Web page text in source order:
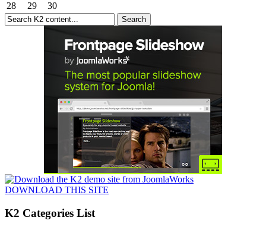
28
29 30
DOWNLOAD THIS SITE
K2 Categories List